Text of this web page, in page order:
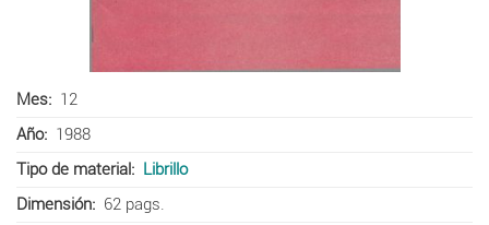
Mes
12
Año
1988
Tipo de material
Librillo
Dimensión
62 pags.